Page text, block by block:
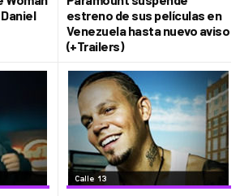
estreno de sus películas en
Venezuela hasta nuevo aviso
(+Trailers)